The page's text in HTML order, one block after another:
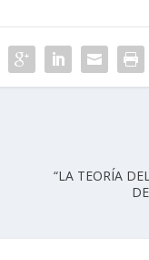
“LA TEORÍA